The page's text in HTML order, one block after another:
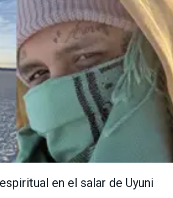
en el salar de Uyuni